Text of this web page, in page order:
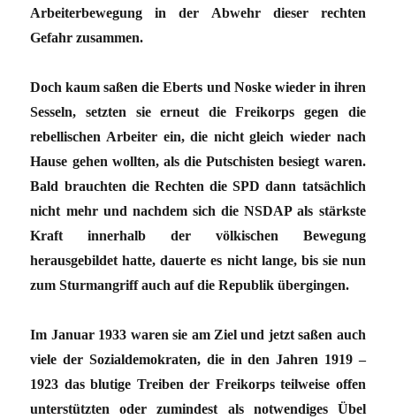
Arbeiterbewegung in der Abwehr dieser rechten
Gefahr zusammen.
Doch kaum saßen die Eberts und Noske wieder in ihren
Sesseln, setzten sie erneut die Freikorps gegen die
rebellischen Arbeiter ein, die nicht gleich wieder nach
Hause gehen wollten, als die Putschisten besiegt waren.
Bald brauchten die Rechten die SPD dann tatsächlich
nicht mehr und nachdem sich die NSDAP als stärkste
Kraft innerhalb der völkischen Bewegung
herausgebildet hatte, dauerte es nicht lange, bis sie nun
zum Sturmangriff auch auf die Republik übergingen.
Im Januar 1933 waren sie am Ziel und jetzt saßen auch
viele der Sozialdemokraten, die in den Jahren 1919 –
1923 das blutige Treiben der Freikorps teilweise offen
unterstützten oder zumindest als notwendiges Übel